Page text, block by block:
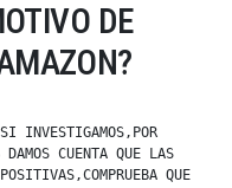
DE
INVESTIGAMOS,POR
CUENTA QUE LAS
QUE